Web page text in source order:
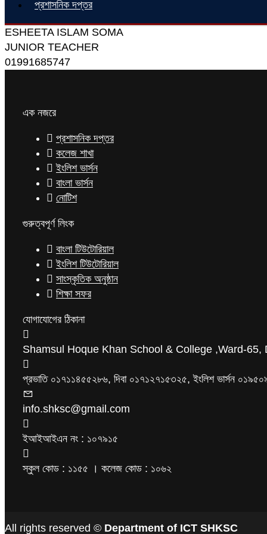
প্রশাসনিক দপ্তর
ESHEETA ISLAM SOMA
JUNIOR TEACHER
01991685747
এক নজরে
প্রশাসনিক দপ্তর
কলেজ শাখা
ইংলিশ ভার্সন
বাংলা ভার্সন
নোটিশ
গুরুত্বপূর্ণ লিংক
বাংলা টিউটোরিয়াল
ইংলিশ টিউটোরিয়াল
সাংস্কৃতিক অনুষ্ঠান
শিক্ষা সফর
যোগাযোগের ঠিকানা
Shamsul Hoque Khan School & College ,Ward-
প্রভাতি ০১৭১১৪৫৫২৮৬, দিবা ০১৭১২৭১৫৩২৫, ইংলিশ ভার্সন
info.shksc@gmail.com
ইআইআইএন নং : ১০৭৯১৫
স্কুল কোড : ১১৫৫ । কলেজ কোড : ১০৬২
All rights reserved © Department of ICT SHKSC